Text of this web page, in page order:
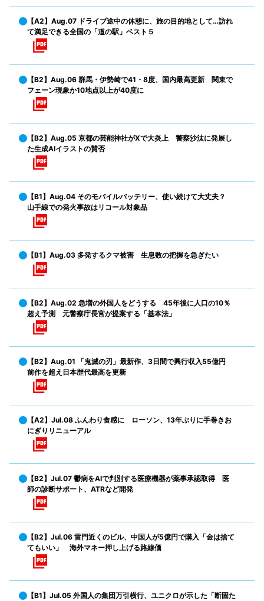
【A2】Aug.07 ドライブ途中の休憩に、旅の目的地として…訪れ
て満足できる全国の「道の駅」ベスト５
【B2】Aug.06 群馬・伊勢崎で41・8度、国内最高更新 関東で
フェーン現象か10地点以上が40度に
【B2】Aug.05 京都の芸能神社がXで大炎上 警察沙汰に発展し
た生成AIイラストの賛否
【B1】Aug.04 そのモバイルバッテリー、使い続けて大丈夫？
山手線での発火事故はリコール対象品
【B1】Aug.03 多発するクマ被害 生息数の把握を急ぎたい
【B2】Aug.02 急増の外国人をどうする 45年後に人口の10％
超え予測 元警察庁長官が提案する「基本法」
【B2】Aug.01 「鬼滅の刃」最新作、3日間で興行収入55億円
前作を超え日本歴代最高を更新
【A2】Jul.08 ふんわり食感に ローソン、13年ぶりに手巻きお
にぎりリニューアル
【B2】Jul.07 鬱病をAIで判別する医療機器が薬事承認取得 医
師の診断サポート、ATRなど開発
【B2】Jul.06 雷門近くのビル、中国人が5億円で購入「金は捨て
てもいい」 海外マネー押し上げる路線価
【B1】Jul.05 外国人の集団万引横行、ユニクロが示した「断固た